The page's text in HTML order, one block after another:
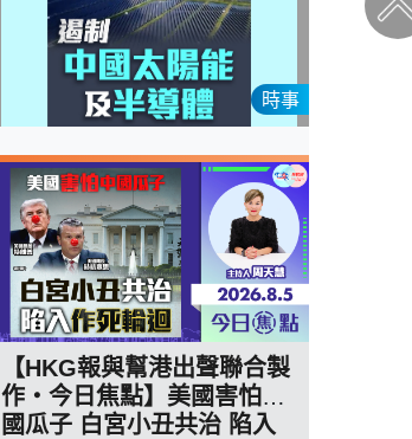
時事
【HKG報與幫港出聲聯合製
作‧今日焦點】美國害怕中
國瓜子 白宮小丑共治 陷入